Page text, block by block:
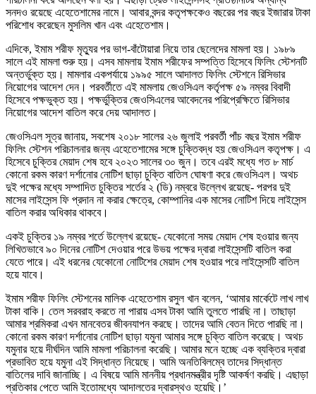
সনদও রয়েছে এহেতেশামের নামে। আবার বন্দর কতৃপক্ষকেও বছরের পর বছর ইজারার টাকা
পরিশোধ করেছেন মুসলিম খান এবং এহেতেশাম।
এদিকে, ইমাম শরীফ মৃত্যুর পর ভাগ-বাঁটোয়ারা নিয়ে তার ছেলেদের মামলা হয়। ১৯৮৯
সালে এই মামলা শুরু হয়। এসব মামলায় ইমাম শরীফের সম্পত্তি হিসেবে ফিলিং স্টেশনটি
অন্তর্ভুক্ত হয়। মামলার একপর্যায়ে ১৯৯৫ সালে আদালত ফিলিং স্টেশনে রিসিভার
নিয়োগের আদেশ দেন। পরবর্তীতে এই মামলায় জেওসিএল কর্তৃপক্ষ ৫৯ নম্বর বিবাদী
হিসেবে পক্ষভুক্ত হয়। পক্ষর্ভুক্তির জেওসিএলের আবেদনের পরিপ্রেক্ষিতে রিসিভার
নিয়োগের আদেশ বাতিল করে দেয় আদালত।
জেওসিএল সূত্র জানায়, সবশেষ ২০১৮ সালের ২৬ জুলাই পরবর্তী পাঁচ বছর ইমাম শরীফ
ফিলিং স্টেশন পরিচালনার জন্য এহেতেশামের সঙ্গে চুক্তিবদ্ধ হয় জেওসিএল কতৃপক্ষ। এ
হিসেবে চুক্তির মেয়াদ শেষ হবে ২০২৩ সালের ৩০ জুন। তবে এরই মধ্যে গত ৮ মার্চ
কোনো রকম কারণ দর্শানোর নোটিশ ছাড়া চুক্তি বাতিল ঘোষণা করে জেওসিএল। অথচ
দুই পক্ষের মধ্যে সম্পাদিত চুক্তির শর্তের ২ (ডি) নম্বরে উল্লেখ রয়েছে- পরপর দুই
মাসের লাইসেন্স ফি প্রদান না করার ক্ষেত্রে, কোম্পানির এক মাসের নোটিশ দিয়ে লাইসেন্স
বাতিল করার অধিকার থাকবে।
একই চুক্তির ১৯ নম্বর শর্তে উল্লেখ রয়েছে- যেকোনো সময় মেয়াদ শেষ হওয়ার জন্য
লিখিতভাবে ৯০ দিনের নোটিশ দেওয়ার পরে উভয় পক্ষের দ্বারা লাইসেন্সটি বাতিল করা
যেতে পারে। এই ধরনের যেকোনো নোটিশের মেয়াদ শেষ হওয়ার পরে লাইসেন্সটি বাতিল
হয়ে যাবে।
ইমাম শরীফ ফিলিং স্টেশনের মালিক এহেতেশাম রসুল খান বলেন, ‘আমার মার্কেটে লাখ লাখ
টাকা বাকি। তেল সরবরাহ করতে না পারায় এসব টাকা আমি তুলতে পারছি না। তাছাড়া
আমার শ্রমিকরা এখন মানবেতর জীবনযাপন করছে। তাদের আমি বেতন দিতে পারছি না।
কোনো রকম কারণ দর্শানোর নোটিশ ছাড়া যমুনা আমার সঙ্গে চুক্তি বাতিল করেছে। অথচ
যমুনার হয়ে দীর্ঘদিন আমি মামলা পরিচালনা করেছি। আমার মনে হচ্ছে এক ব্যক্তির দ্বারা
প্রভাবিত হয়ে যমুনা এই সিদ্ধান্ত নিয়েছে। আমি অনতিবিলম্বে তাদের সিদ্ধান্ত
বাতিলের দাবি জানাচ্ছি। এ বিষয়ে আমি মাননীয় প্রধানমন্ত্রীর দৃষ্টি আকর্ষণ করছি। এছাড়া
প্রতিকার পেতে আমি ইতোমধ্যে আদালতের দ্বারস্থও হয়েছি।’